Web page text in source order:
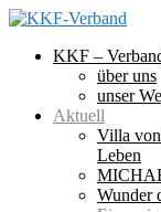
KKF –
über uns
unser
Aktuell
Villa von
Leben
Wunder